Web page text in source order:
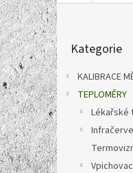
P
o
s
t
r
a
n
n
í
p
a
kategorie
Kategorie
KALIBRACE
TEPLOMĚRY
Lékařské